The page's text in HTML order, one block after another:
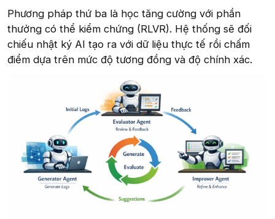
Phương pháp thứ ba là học tăng cường với phần
thưởng có thể kiểm chứng (RLVR). Hệ thống sẽ đối
chiếu nhật ký AI tạo ra với dữ liệu thực tế rồi chấm
điểm dựa trên mức độ tương đồng và độ chính xác.